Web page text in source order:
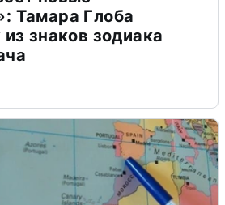
Тамара Глоба
знаков зодиака